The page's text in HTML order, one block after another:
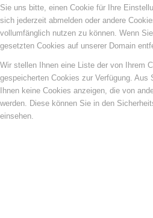
Sie uns bitte, einen Cookie für Ihre
sich jederzeit abmelden oder andere
vollumfänglich nutzen zu können. Wenn
gesetzten Cookies auf unserer Domain
Wir stellen Ihnen eine Liste der von Ihrem
gespeicherten Cookies zur Verfügung. Aus
Ihnen keine Cookies anzeigen, die von
werden. Diese können Sie in den
einsehen.